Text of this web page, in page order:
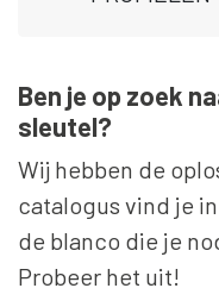
Ben je op zoek
sleutel?
Wij hebben de
catalogus vind je
de blanco die je
Probeer het uit!